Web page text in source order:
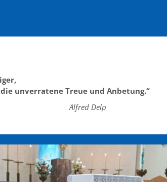
unverratene Treue und Anbetung.“
Delp